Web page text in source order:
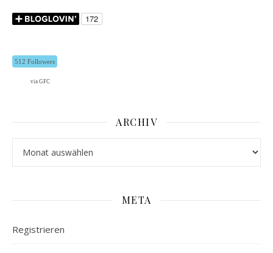
512 Followers
via GFC
ARCHIV
META
Registrieren